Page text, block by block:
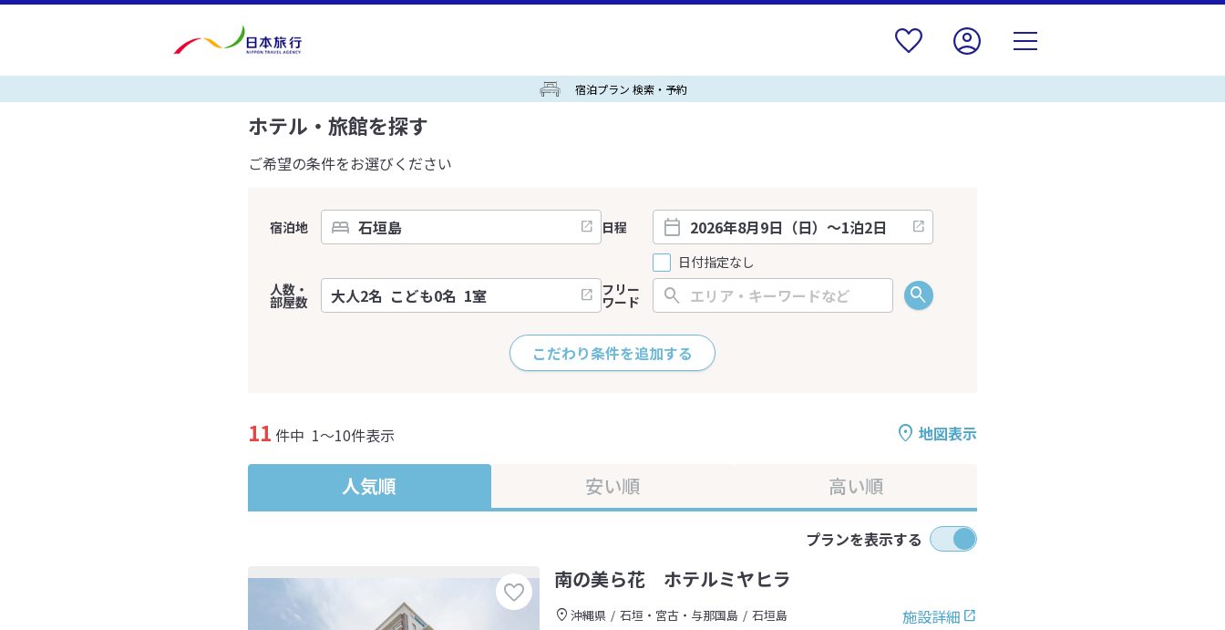
宿泊プラン 検索・予約
ホテル・旅館を探す
ご希望の条件をお選びください
宿泊地
日程
日付指定なし
人数・
部屋数
フリー
ワード
こだわり条件を追加する
地図表示
11 件中 1～10件表示
人気順 安い順 高い順
プランを表示する
南の美ら花 ホテルミヤヒラ
施設詳細
沖縄県 石垣・宮古・与那国島
石垣島